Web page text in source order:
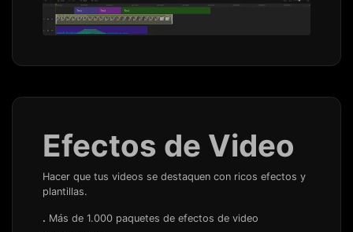
Efectos de Video
Hacer que tus videos se destaquen con ricos efectos y
plantillas.
. Más de 1.000 paquetes de efectos de video